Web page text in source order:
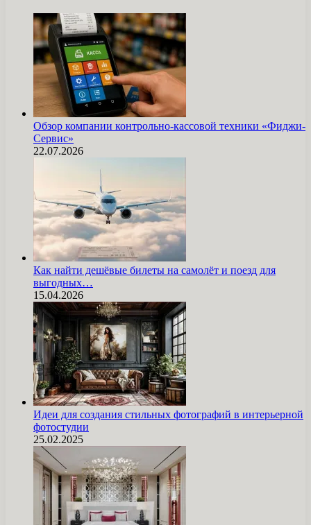
Обзор компании контрольно-кассовой техники «Фиджи-
Сервис»
22.07.2026
Как найти дешёвые билеты на самолёт и поезд для
выгодных…
15.04.2026
Идеи для создания стильных фотографий в интерьерной
фотостудии
25.02.2025